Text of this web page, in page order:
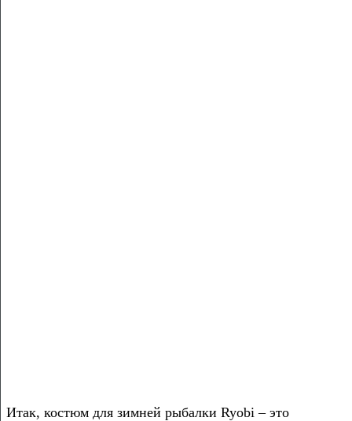
Итак, костюм для зимней рыбалки Ryobi – это